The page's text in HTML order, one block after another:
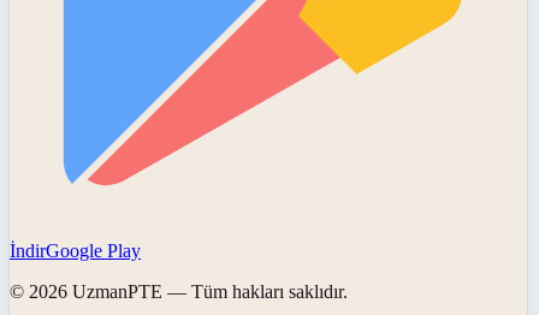
İndirGoogle Play
© 2026 UzmanPTE — Tüm hakları saklıdır.